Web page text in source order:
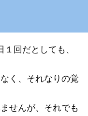
回だとしても、
く、それなりの覚
せんが、それでも